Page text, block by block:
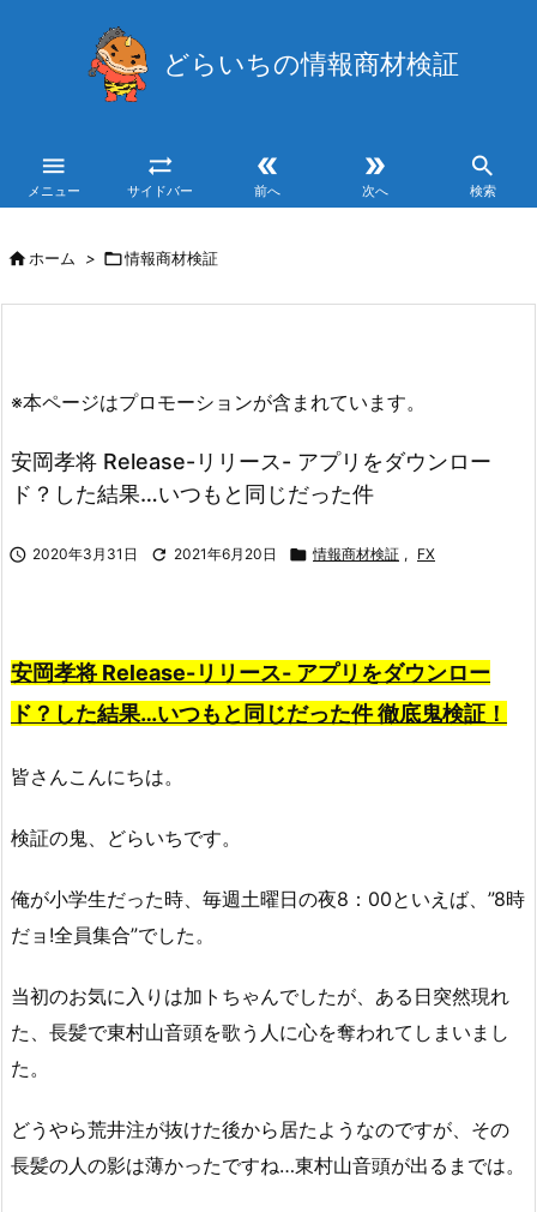
どらいちの情報商材検証

メニュー

サイドバー

前へ

次へ

検索
ホーム > 情報商材検証
※本ページはプロモーションが含まれています。
安岡孝将 Release-リリース- アプリをダウンロー
ド？した結果…いつもと同じだった件
 2020年3月31日  2021年6月20日  情報商材検証 , FX
安岡孝将 Release-リリース- アプリをダウンロー
ド？した結果…いつもと同じだった件 徹底鬼検証！
皆さんこんにちは。
検証の鬼、どらいちです。
俺が小学生だった時、毎週土曜日の夜8：00といえば、”8時
だョ!全員集合”でした。
当初のお気に入りは加トちゃんでしたが、ある日突然現れ
た、長髪で東村山音頭を歌う人に心を奪われてしまいまし
た。
どうやら荒井注が抜けた後から居たようなのですが、その
長髪の人の影は薄かったですね…東村山音頭が出るまでは。